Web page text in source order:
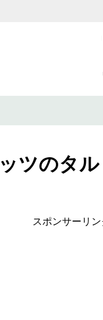
ツのタル
スポンサーリン